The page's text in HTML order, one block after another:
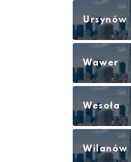
Ursynów
Wawer
Wesoła
Wilanów